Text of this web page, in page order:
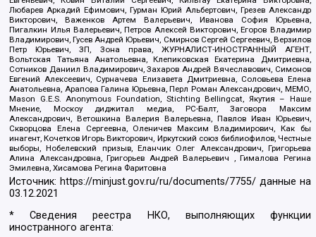
Любарев Аркадий Ефимович, Гурман Юрий Альбертович, Грезев Александр
Викторович, Важенков Артем Валерьевич, Иванова София Юрьевна,
Пигалкин Илья Валерьевич, Петров Алексей Викторович, Егоров Владимир
Владимирович, Гусев Андрей Юрьевич, Смирнов Сергей Сергеевич, Верзилов
Петр Юрьевич, ЗП, Зона права, ЖУРНАЛИСТ-ИНОСТРАННЫЙ АГЕНТ,
Вольтская Татьяна Анатольевна, Клепиковская Екатерина Дмитриевна,
Сотников Даниил Владимирович, Захаров Андрей Вячеславович, Симонов
Евгений Алексеевич, Сурначева Елизавета Дмитриевна, Соловьева Елена
Анатольевна, Арапова Галина Юрьевна, Перл Роман Александрович, МЕМО,
Mason G.E.S. Anonymous Foundation, Stichting Bellingcat, Якутия – Наше
Мнение, Москоу диджитал медиа, РС-Балт, Заговора Максим
Александрович, Ветошкина Валерия Валерьевна, Павлов Иван Юрьевич,
Скворцова Елена Сергеевна, Оленичев Максим Владимирович, Как бы
инагент, Кочетков Игорь Викторович, Иркутский союз библиофилов, Честные
выборы, Нобелевский призыв, Еланчик Олег Александрович, Григорьева
Алина Александровна, Григорьев Андрей Валерьевич , Гималова Регина
Эмилевна, Хисамова Регина Фаритовна
Источник: https://minjust.gov.ru/ru/documents/7755/ данные на
03.12.2021
* Сведения реестра НКО, выполняющих функции
иностранного агента: